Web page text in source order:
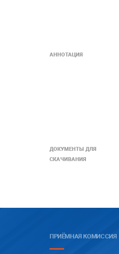
АННОТАЦИЯ
ДОКУМЕНТЫ ДЛЯ
СКАЧИВАНИЯ
ПРИЁМНАЯ КОМИССИЯ